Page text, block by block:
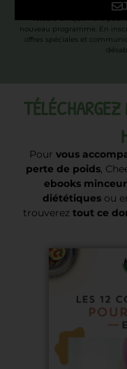
* Valable uniquement pour
nouveau programme. En
offres spéciales et
Pour vous
perte de poids,
ebooks minceur
diététiques ou
trouverez tout ce